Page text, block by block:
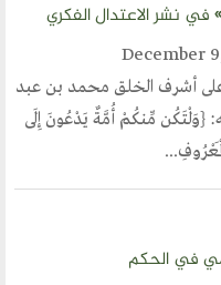
في نشر الاعتدال الفكري
على أشرف الخلق محمد بن عبد
{وَلْتَكُن مِّنكُمْ أُمَّةٌ يَدْعُونَ إِلَى
في الحكم